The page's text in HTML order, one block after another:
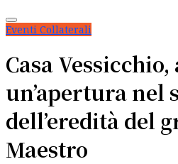
Eventi Collaterali
Casa
un’apertura nel
dell’eredità del
Maestro